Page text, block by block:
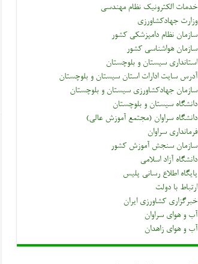
خدمات الکترونیک نظام مهندسی
وزارت جهادکشاورزی
سازمان نظام دامپزشکی کشور
سازمان هواشناسی کشور
استانداری سیستان و بلوچستان
آدرس سایت ادارات استان سیستان و بلوچستان
سازمان جهادکشاورزی سیستان و بلوچستان
دانشگاه سیستان و بلوچستان
دانشگاه سراوان (مجتمع آموزش عالی)
فرمانداری سراوان
سازمان سنجش آموزش کشور
دانشگاه آزاد اسلامی
پایگاه اطلاع رسانی پلیس
ارتباط با دولت
خبرگزاری کشاورزی ایران
آب و هوای سراوان
آب و هوای زاهدان